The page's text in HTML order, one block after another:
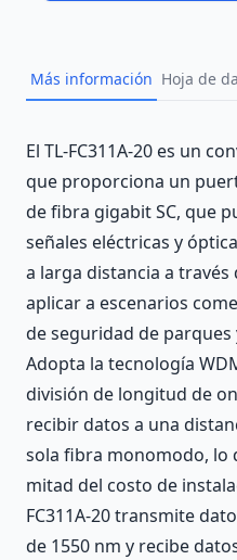
Más información Hoja de
Description
El TL-FC311A-20 es un
que proporciona un
de fibra gigabit SC, que
señales eléctricas y
a larga distancia a
aplicar a escenarios
de seguridad de
Adopta la tecnología
división de longitud de
recibir datos a una
sola fibra monomodo, lo
mitad del costo de
FC311A-20 transmite
de 1550 nm y recibe